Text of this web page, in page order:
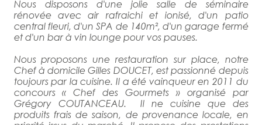
Nous disposons d'une jolie salle de séminaire
rénovée avec air rafraichi et ionisé, d'un patio
central fleuri, d'un SPA de 140m², d'un garage fermé
et d'un bar à vin lounge pour vos pauses.
Nous proposons une restauration sur place, notre
Chef à domicile Gilles DOUCET, est passionné depuis
toujours par la cuisine. Il a été vainqueur en 2011 du
concours « Chef des Gourmets » organisé par
Grégory COUTANCEAU. Il ne cuisine que des
produits frais de saison, de provenance locale, en